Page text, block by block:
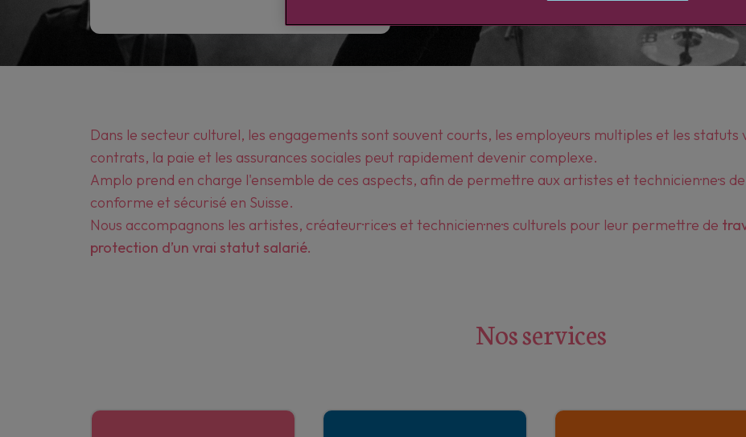
Dans le secteur culturel, les engagements sont souvent courts, les employeurs multiples et les
contrats, la paie et les assurances sociales peut rapidement devenir complexe.
Amplo prend en charge l'ensemble de ces aspects, afin de permettre aux artistes et technicien·ne·s
conforme et sécurisé en Suisse.
Nous accompagnons les artistes, créateur·rice·s et technicien·ne·s culturels pour leur permettre de
protection d’un vrai statut salarié.
Nos services